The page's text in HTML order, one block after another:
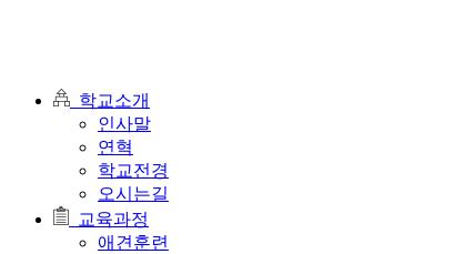
학교소개
인사말
연혁
학교전경
오시는길
교육과정
애견훈련